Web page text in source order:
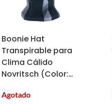
Boonie Hat
Transpirable para
Clima Cálido
Novritsch (Color:
L/XL)
Agotado